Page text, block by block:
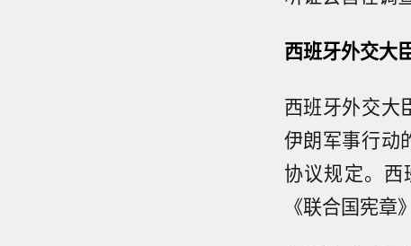
西班牙外交大
西班牙外交大
伊朗军事行动
协议规定。
《联合国宪章